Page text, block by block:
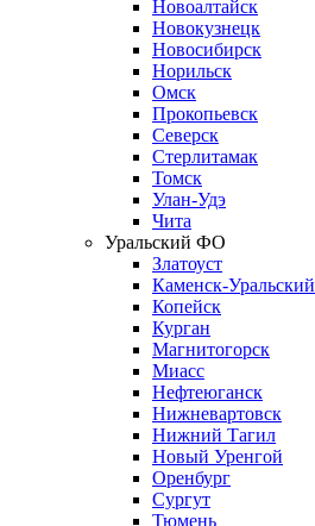
Новоалтайск
Новокузнецк
Новосибирск
Норильск
Омск
Прокопьевск
Северск
Стерлитамак
Томск
Улан-Удэ
Чита
Уральский ФО
Златоуст
Каменск-Уральский
Копейск
Курган
Магнитогорск
Миасс
Нефтеюганск
Нижневартовск
Нижний Тагил
Новый Уренгой
Оренбург
Сургут
Тюмень